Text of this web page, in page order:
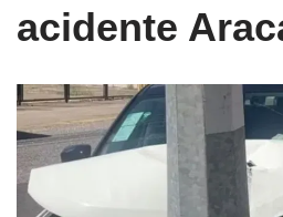
acidente